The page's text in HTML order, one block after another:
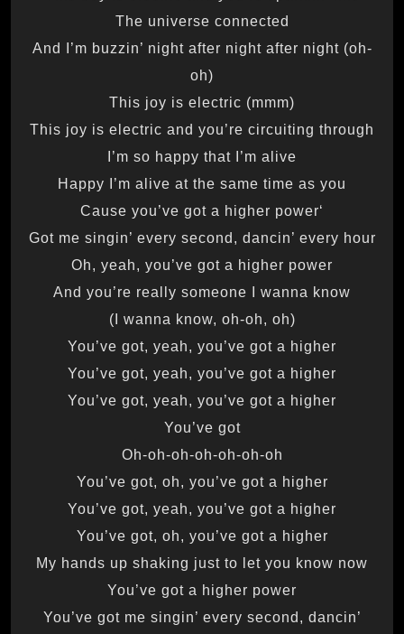
The universe connected
And I’m buzzin’ night after night after night (oh-
oh)
This joy is electric (mmm)
This joy is electric and you’re circuiting through
I’m so happy that I’m alive
Happy I’m alive at the same time as you
‘Cause you’ve got a higher power
Got me singin’ every second, dancin’ every hour
Oh, yeah, you’ve got a higher power
And you’re really someone I wanna know
(I wanna know, oh-oh, oh)
You’ve got, yeah, you’ve got a higher
You’ve got, yeah, you’ve got a higher
You’ve got, yeah, you’ve got a higher
You’ve got
Oh-oh-oh-oh-oh-oh-oh
You’ve got, oh, you’ve got a higher
You’ve got, yeah, you’ve got a higher
You’ve got, oh, you’ve got a higher
My hands up shaking just to let you know now
You’ve got a higher power
You’ve got me singin’ every second, dancin’